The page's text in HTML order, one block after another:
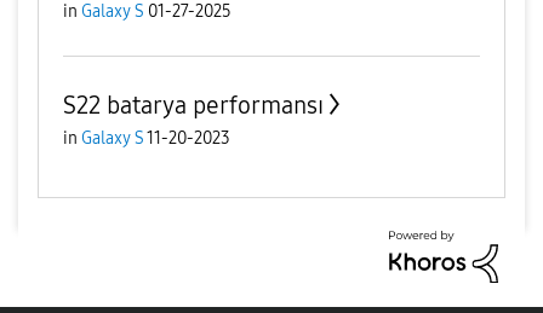
in Galaxy S 01-27-2025
S22 batarya performansı
in Galaxy S11-20-2023